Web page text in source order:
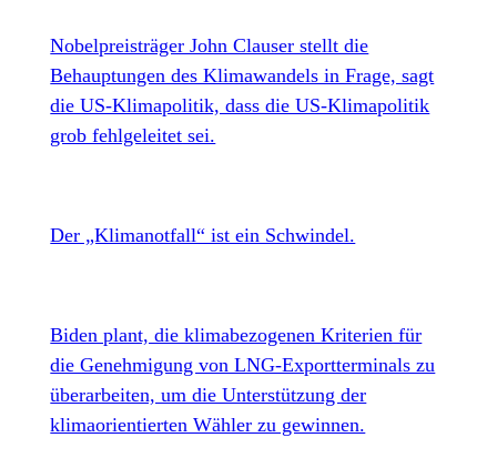
Nobelpreisträger John Clauser stellt die
Behauptungen des Klimawandels in Frage, sagt
die US-Klimapolitik, dass die US-Klimapolitik
grob fehlgeleitet sei.
Der „Klimanotfall“ ist ein Schwindel.
Biden plant, die klimabezogenen Kriterien für
die Genehmigung von LNG-Exportterminals zu
überarbeiten, um die Unterstützung der
klimaorientierten Wähler zu gewinnen.